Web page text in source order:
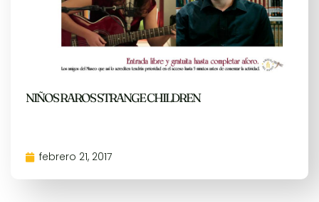
NIÑOS RAROSSTRANGE CHILDREN
febrero 21, 2017